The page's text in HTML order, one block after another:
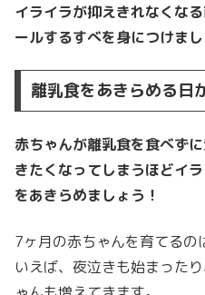
イライラが抑えきれなくな
ールするすべを身につけま
離乳食をあきらめる日
赤ちゃんが離乳食を食べず
きたくなってしまうほどイ
をあきらめましょう！
7ヶ月の赤ちゃんを育てるの
いえば、夜泣きも始まった